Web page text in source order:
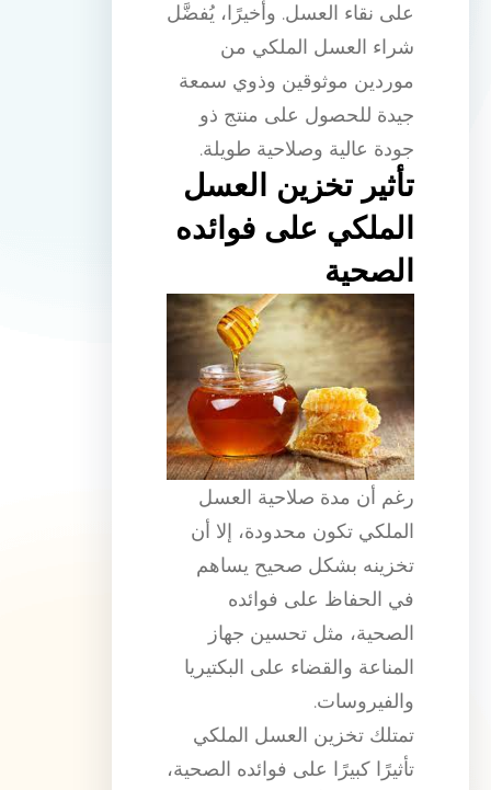
على نقاء العسل. وأخيرًا، يُفضَّل
شراء العسل الملكي من
موردين موثوقين وذوي سمعة
جيدة للحصول على منتج ذو
جودة عالية وصلاحية طويلة.
تأثير تخزين العسل
الملكي على فوائده
الصحية
رغم أن مدة صلاحية العسل
الملكي تكون محدودة، إلا أن
تخزينه بشكل صحيح يساهم
في الحفاظ على فوائده
الصحية، مثل تحسين جهاز
المناعة والقضاء على البكتيريا
والفيروسات.
تمتلك تخزين العسل الملكي
تأثيرًا كبيرًا على فوائده الصحية،